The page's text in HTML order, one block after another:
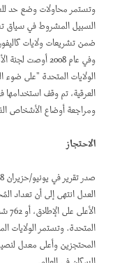
وتستمر محاولات وضع حد
السبيل المشروط في سياق
ضمن تشريعات ولايات
وفي عام 2008
الولايات المتحدة "على ضوء
ومراجعة أوضاع الأشخاص
الاحتجاز
المتحدة. وتستمر الولايات
المحتجزين وأعلى معدل